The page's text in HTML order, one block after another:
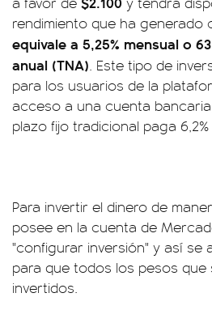
rendimiento que ha generado
equivale a 5,25% mensual o
anual (TNA). Este tipo de
para los usuarios de la
acceso a una cuenta
plazo fijo tradicional paga
Para invertir el dinero de
posee en la cuenta de
"configurar inversión" y así se
para que todos los pesos que
invertidos.